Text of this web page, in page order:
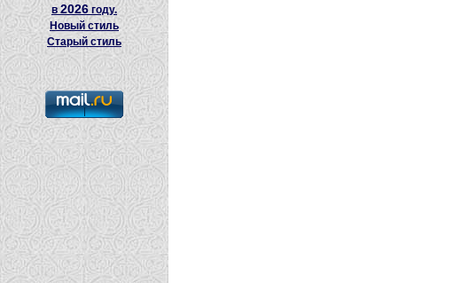
в2026 году.
Новый стиль
Старый стиль